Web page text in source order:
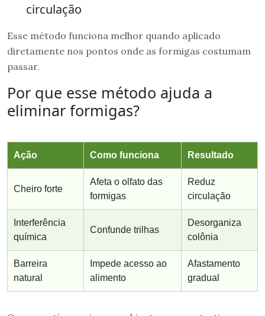
circulação
Esse método funciona melhor quando aplicado
diretamente nos pontos onde as formigas costumam
passar.
Por que esse método ajuda a
eliminar formigas?
Ação Como funciona Resultado
Cheiro forte
Afeta o olfato das
formigas
Reduz
circulação
Interferência
química
Confunde trilhas
Desorganiza
colônia
Barreira
natural
Impede acesso ao
alimento
Afastamento
gradual